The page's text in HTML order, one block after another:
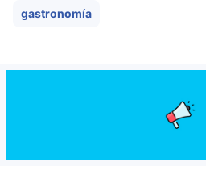
gastronomía